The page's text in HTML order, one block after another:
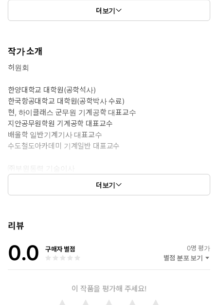
냉동기사, 자동차 검사기사 및 정비기사, 농업기계기사 시험에 공통
적으로 출제되는 유체역학 과목의 수험서로서 유체역학 과목 시험을
제를 쉽게 해결할 수 있도록 엮었다.
더보기
작가 소개
허원회
한양대학교 대학원(공학석사)
한국항공대학교 대학원(공학박사 수료)
현, 하이클래스 군무원 기계공학 대표교수
지안공무원학원 기계공학 대표교수
배울학 일반기계기사 대표교수
수도철도아카데미 기계일반 대표교수
㈜부원동력 기술이사
• 고려기계용접기술학원 원장 역임
• PHK 차량기계융합연구소 기술이사 역임
• 정안기계주식회사 기술이사 역임
• 한성냉동기계기술학원 기계분야 공조냉동 대표교수 역임
• 수도기술고시학원/덕성기술고시학원 원장 겸 기계 대표교수 역
임
더보기
리뷰
0.0 구매자 별점 0명 평가
별점 분포 보기
이 작품을 평가해 주세요!